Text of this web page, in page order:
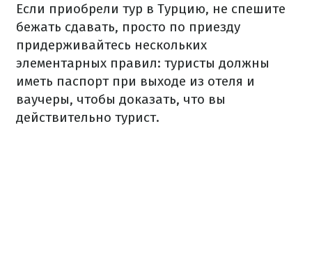
Если приобрели тур в Турцию, не спешите
бежать сдавать, просто по приезду
придерживайтесь нескольких
элементарных правил: туристы должны
иметь паспорт при выходе из отеля и
ваучеры, чтобы доказать, что вы
действительно турист.